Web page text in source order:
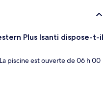
Plus Isanti dispose-t-il
piscine est ouverte de 06 h 00